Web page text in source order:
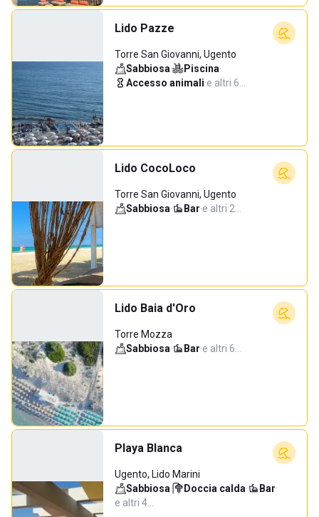
Lido Pazze
Torre San Giovanni, Ugento
Sabbiosa· Piscina·
Accesso animali·e altri 6…
Lido CocoLoco
Torre San Giovanni, Ugento
Sabbiosa· Bar·e altri 2…
Lido Baia d'Oro
Torre Mozza
Sabbiosa· Bar·e altri 6…
Playa Blanca
Ugento, Lido Marini
Sabbiosa· Doccia calda· Bar·
e altri 4…